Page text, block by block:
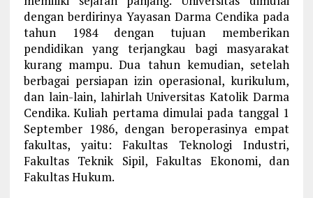
dengan berdirinya Yayasan Darma Cendika pada
tahun 1984 dengan tujuan memberikan
pendidikan yang terjangkau bagi masyarakat
kurang mampu. Dua tahun kemudian, setelah
berbagai persiapan izin operasional, kurikulum,
dan lain-lain, lahirlah Universitas Katolik Darma
Cendika. Kuliah pertama dimulai pada tanggal 1
September 1986, dengan beroperasinya empat
fakultas, yaitu: Fakultas Teknologi Industri,
Fakultas Teknik Sipil, Fakultas Ekonomi, dan
Fakultas Hukum.